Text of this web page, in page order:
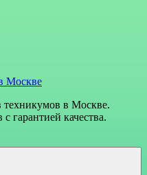
Москве
в Москве.
гарантией качества.